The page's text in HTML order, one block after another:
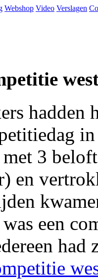
Webshop Video Verslagen
hadden
3
en
een